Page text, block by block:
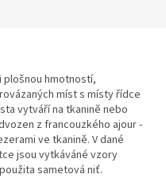
plošnou hmotností,
míst s místy řídce
vytváří na tkanině nebo
z francouzkého ajour -
ve tkanině. V dané
jsou vytkáváné vzory
sametová niť.